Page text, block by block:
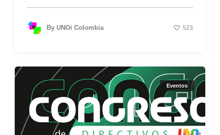
By UNOi Colombia 523
Eventos